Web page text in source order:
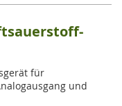
für
und